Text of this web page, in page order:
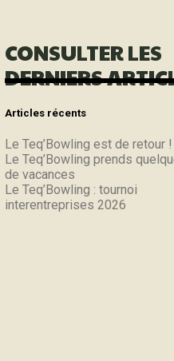
CONSULTER LES
DERNIERS
Articles récents
Le Teq’Bowling est de retour !
Le Teq’Bowling prends
de vacances
Le Teq’Bowling : tournoi
interentreprises 2026